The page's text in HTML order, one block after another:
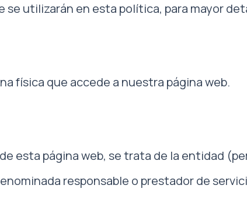
se utilizarán en esta política, para mayor
física que accede a nuestra página web.
esta página web, se trata de la entidad
responsable o prestador de